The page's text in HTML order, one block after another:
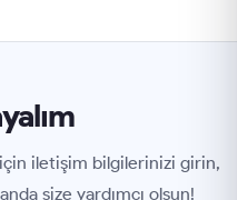
iletişim bilgilerinizi girin,
size yardımcı olsun!